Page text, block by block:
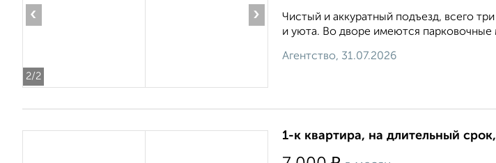
2/2
‹ ›
Чистый и аккуратный подъезд, всего
и уюта. Во дворе имеются парковочные
Агентство, 31.07.2026
1-к квартира, на длительный